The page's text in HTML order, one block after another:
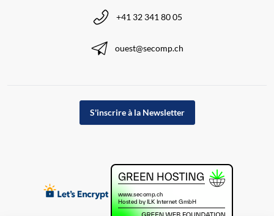
+41 32 341 80 05
ouest@secomp.ch
S'inscrire à la Newsletter